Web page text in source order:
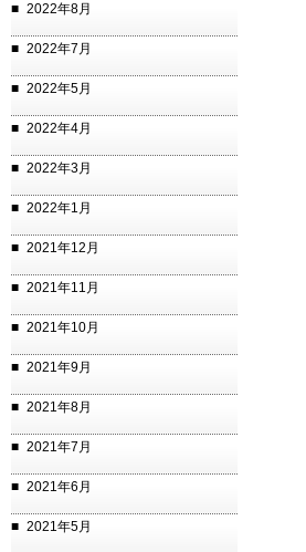
2022年8月
2022年7月
2022年5月
2022年4月
2022年3月
2022年1月
2021年12月
2021年11月
2021年10月
2021年9月
2021年8月
2021年7月
2021年6月
2021年5月